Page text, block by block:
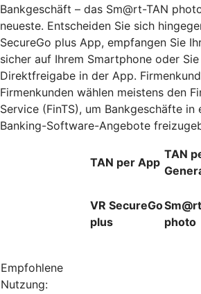
Bankgeschäft – das Sm@rt-TAN
neueste. Entscheiden Sie sich
SecureGo plus App, empfangen Sie
sicher auf Ihrem Smartphone oder
Direktfreigabe in der App.
Firmenkunden wählen meistens den
Service (FinTS), um Bankgeschäfte in
Banking-Software-Angebote
TAN per App
TAN
VR SecureGo
plus
photo
Empfohlene
Nutzung: